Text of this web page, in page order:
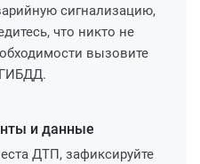
сигнализацию,
что никто не
вызовите
и данные
ДТП, зафиксируйте